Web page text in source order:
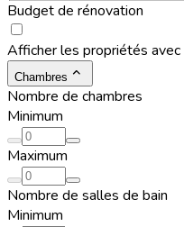
Budget de rénovation
Afficher les propriétés
Chambres
Nombre de chambres
Minimum
Maximum
Nombre de salles de bain
Minimum